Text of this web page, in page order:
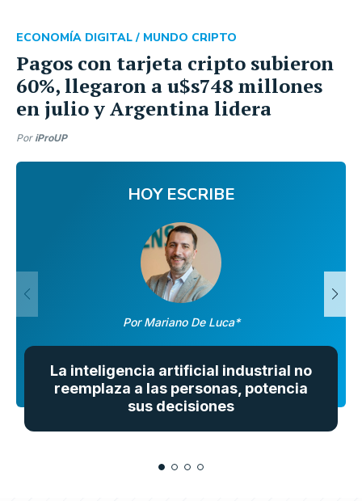
Pagos con tarjeta cripto subieron
60%, llegaron a u$s748 millones
en julio y Argentina lidera
ECONOMÍA DIGITAL / MUNDO CRIPTO
Por iProUP
La inteligencia artificial industrial no
reemplaza a las personas, potencia
sus decisiones
HOY ESCRIBE
Por Mariano De Luca*